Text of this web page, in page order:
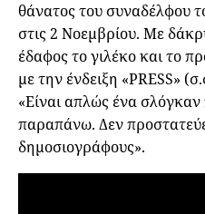
θάνατος του συναδέλφου
στις 2 Νοεμβρίου. Με
έδαφος το γιλέκο και το
με την ένδειξη «PRESS»
«Είναι απλώς ένα
παραπάνω. Δεν
δημοσιογράφους».